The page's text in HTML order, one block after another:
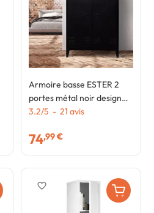
Armoire basse ESTER 2
portes métal noir design
industriel
3.2/5 - 21 avis
74,99 €
favorite_border